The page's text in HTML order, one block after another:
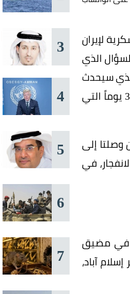
لإيران
الذي
سيحدث
عندما تنتهي مهلة الأيام القليلة التي منحها الأربعاء لرد طهران، وقبل أن تبدأ مهلة الـ30 يوماً التي
وصلتا إلى
في
في مضيق
آباد،
3
4
5
6
7